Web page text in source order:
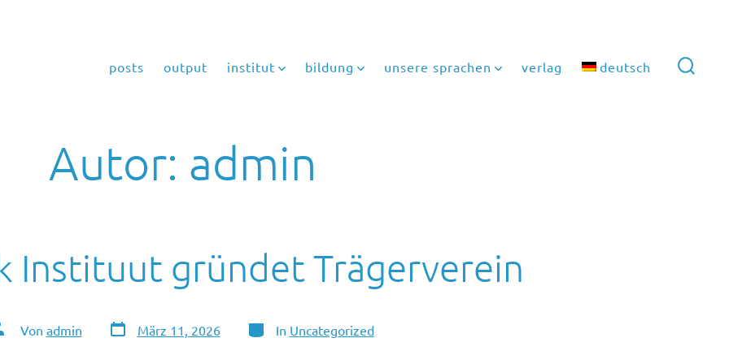
posts output institut bildung unsere sprachen verlag deutsch
Autor: admin
Instituut gründet Trägerverein
Von admin Veröffentlichungsdatum
März 11, 2026 Kategorien
In Uncategorized